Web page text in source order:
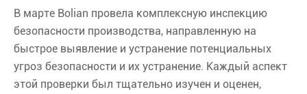
В марте Bolian провела комплексную инспекцию
безопасности производства, направленную на
быстрое выявление и устранение потенциальных
угроз безопасности и их устранение. Каждый аспект
этой проверки был тщательно изучен и оценен,